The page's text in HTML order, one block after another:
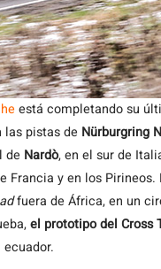
está completando su
las pistas de Nürburgring
de Nardò, en el sur de
Francia y en los
fuera de África, en un
el prototipo del Cross